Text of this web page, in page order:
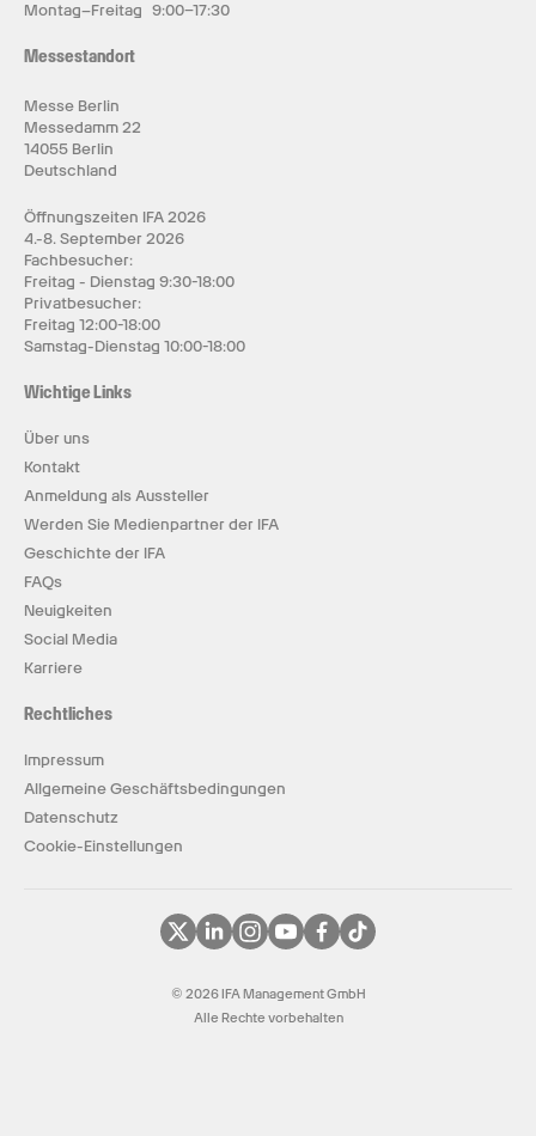
Montag–Freitag 9:00–17:30
Messestandort
Messe Berlin
Messedamm 22
14055 Berlin
Deutschland
Öffnungszeiten IFA 2026
4.-8. September 2026
Fachbesucher:
Freitag - Dienstag 9:30-18:00
Privatbesucher:
Freitag 12:00-18:00
Samstag-Dienstag 10:00-18:00
Wichtige Links
Über uns
Kontakt
Anmeldung als Aussteller
Werden Sie Medienpartner der IFA
Geschichte der IFA
FAQs
Neuigkeiten
Social Media
Karriere
Rechtliches
Impressum
Allgemeine Geschäftsbedingungen
Datenschutz
Cookie-Einstellungen
© 2026 IFA Management GmbH
Alle Rechte vorbehalten